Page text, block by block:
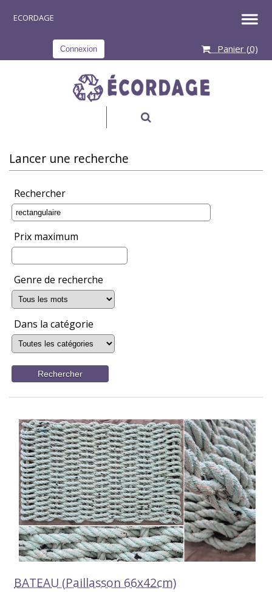
Connexion Panier (0)
Lancer une recherche
Rechercher
Prix maximum
Genre de recherche
Dans la catégorie
BATEAU (Paillasson 66x42cm)